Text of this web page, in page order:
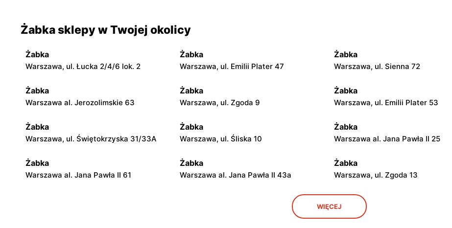
Żabka sklepy w Twojej okolicy
Żabka
Warszawa, ul. Łucka 2/4/6 lok. 2
Żabka
Warszawa, ul. Emilii Plater 47
Żabka
Warszawa, ul. Sienna 72
Żabka
Warszawa al. Jerozolimskie 63
Żabka
Warszawa, ul. Zgoda 9
Żabka
Warszawa, ul. Emilii Plater 53
Żabka
Warszawa, ul. Świętokrzyska 31/33A
Żabka
Warszawa, ul. Śliska 10
Żabka
Warszawa al. Jana Pawła II 25
Żabka
Warszawa al. Jana Pawła II 61
Żabka
Warszawa al. Jana Pawła II 43a
Żabka
Warszawa, ul. Zgoda 13
Żabka
Łódź, ul. Żurawia 14
WIĘCEJ